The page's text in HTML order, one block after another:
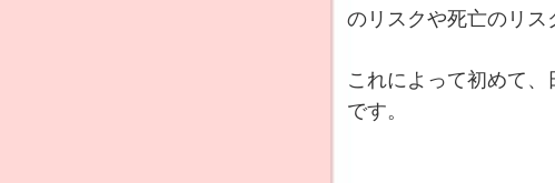
のリスクや死亡のリス
これによって初めて
です。